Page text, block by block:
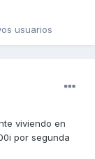
usuarios
viviendo en
por segunda